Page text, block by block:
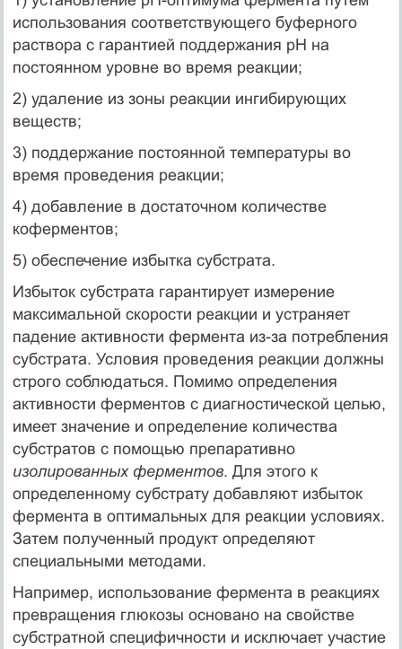
использования соответствующего буферного
раствора с гарантией поддержания рН на
постоянном уровне во время реакции;
2) удаление из зоны реакции ингибирующих
веществ;
3) поддержание постоянной температуры во
время проведения реакции;
4) добавление в достаточном количестве
коферментов;
5) обеспечение избытка субстрата.
Избыток субстрата гарантирует измерение
максимальной скорости реакции и устраняет
падение активности фермента из-за потребления
субстрата. Условия проведения реакции должны
строго соблюдаться. Помимо определения
активности ферментов с диагностической целью,
имеет значение и определение количества
субстратов с помощью препаративно
изолированных ферментов. Для этого к
определенному субстрату добавляют избыток
фермента в оптимальных для реакции условиях.
Затем полученный продукт определяют
специальными методами.
Например, использование фермента в реакциях
превращения глюкозы основано на свойстве
субстратной специфичности и исключает участие